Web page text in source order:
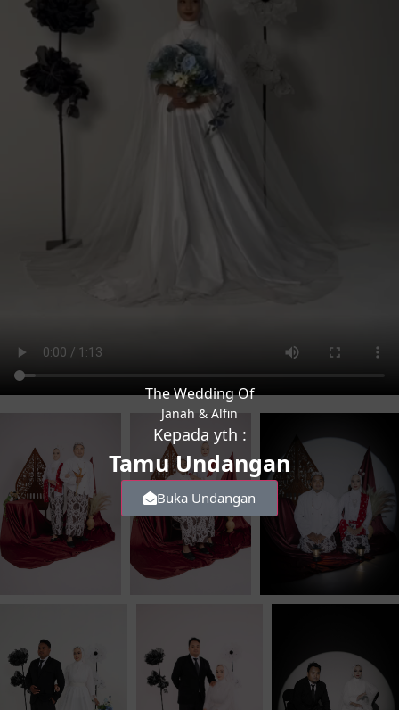
The Wedding Of
Janah & Alfin
Kepada yth :
Tamu Undangan
Buka Undangan